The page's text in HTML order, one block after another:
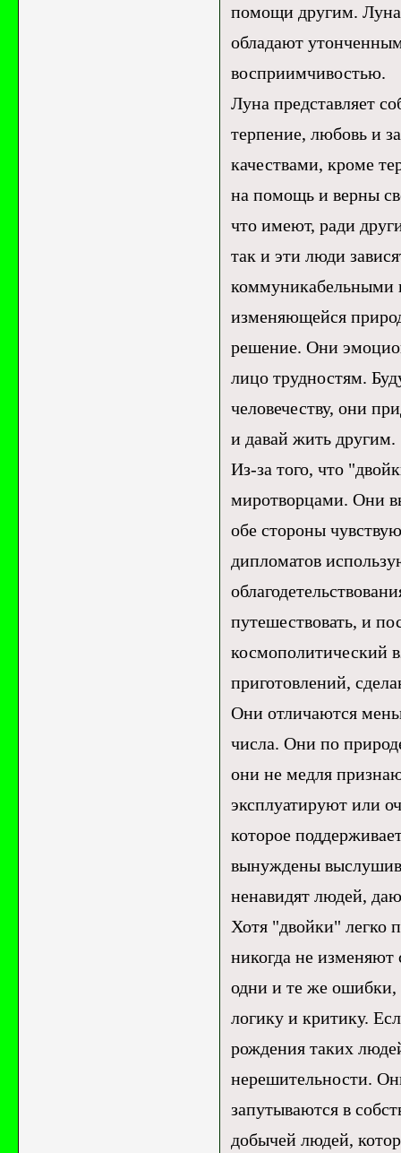
помощи другим. Луна
обладают
восприимчивостью.
Луна представляет
терпение, любовь и
качествами, кроме
на помощь и верны
что имеют, ради
так и эти люди
коммуникабельными
изменяющейся
решение. Они
лицо трудностям.
человечеству, они
и давай жить другим.
Из-за того, что
миротворцами. Они
обе стороны
дипломатов
путешествовать, и
космополитический
приготовлений,
Они отличаются
числа. Они по
они не медля
эксплуатируют или
которое
вынуждены
ненавидят людей,
Хотя "двойки" легко
никогда не изменяют
одни и те же ошибки,
логику и критику.
рождения таких
нерешительности.
запутываются в
добычей людей,